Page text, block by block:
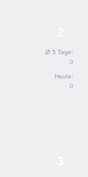
Ø 5 Tage:
0
Heute:
0